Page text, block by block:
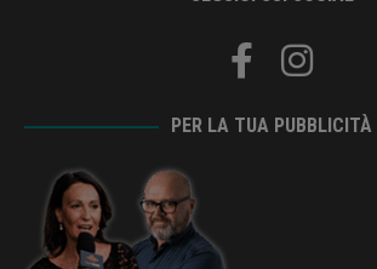
PER LA TUA PUBBLICITÀ